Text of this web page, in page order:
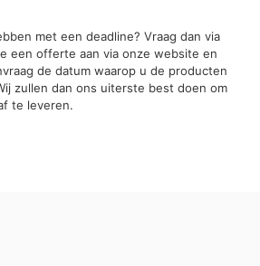
met een deadline? Vraag dan via
een offerte aan via onze website en
de datum waarop u de producten
zullen dan ons uiterste best doen om
te leveren.